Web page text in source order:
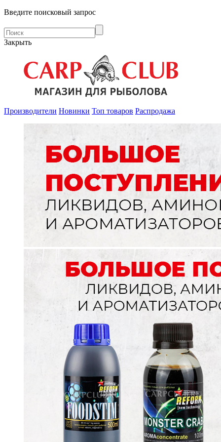
Введите поисковый запрос
Закрыть
Производители Новинки Топ товаров Распродажа